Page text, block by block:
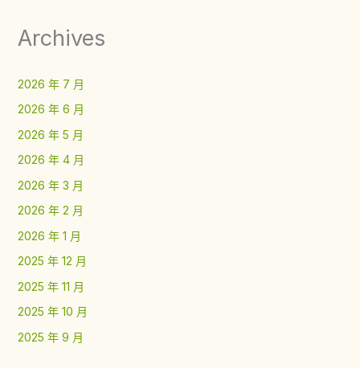
Archives
2026 年 7 月
2026 年 6 月
2026 年 5 月
2026 年 4 月
2026 年 3 月
2026 年 2 月
2026 年 1 月
2025 年 12 月
2025 年 11 月
2025 年 10 月
2025 年 9 月